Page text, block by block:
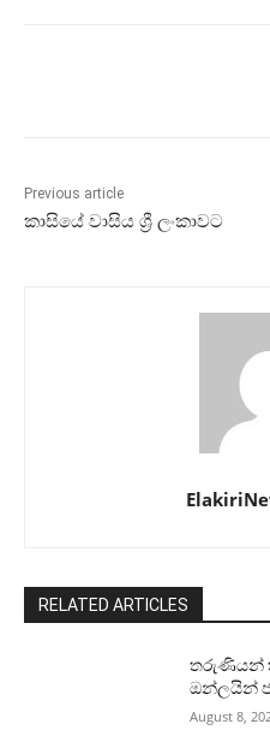
Previous article
කාසියේ වාසිය ශ්‍රී ලංකාවට
RELATED ARTICLES
තරුණියන්
ඔන්ලයින්
August 8,